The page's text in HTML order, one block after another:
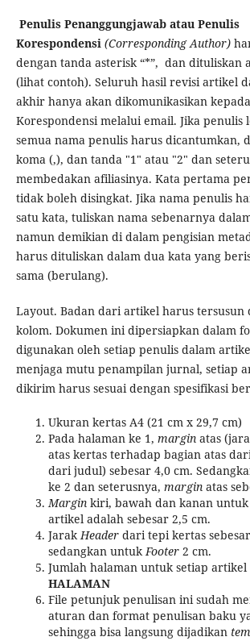
Penulis Penanggungjawab atau Penulis
Korespondensi (Corresponding Author)
dengan tanda asterisk “*”, dan dituliskan
(lihat contoh). Seluruh hasil revisi artikel
akhir hanya akan dikomunikasikan
Korespondensi melalui email. Jika penulis
semua nama penulis harus dicantumkan,
koma (,), dan tanda "1" atau "2" dan
membedakan afiliasinya. Kata pertama
tidak boleh disingkat. Jika nama penulis
satu kata, tuliskan nama sebenarnya
namun demikian di dalam pengisian
harus dituliskan dalam dua kata yang
sama (berulang).
Layout. Badan dari artikel harus tersusun
kolom. Dokumen ini dipersiapkan dalam
digunakan oleh setiap penulis dalam
menjaga mutu penampilan jurnal, setiap
dikirim harus sesuai dengan spesifikasi
Ukuran kertas A4 (21 cm x 29,7 cm)
Pada halaman ke 1, marginatas
atas kertas terhadap bagian atas
dari judul) sebesar 4,0 cm.
ke 2 dan seterusnya, marginatas
Margin kiri, bawah dan kanan
artikel adalah sebesar 2,5 cm.
JarakHeaderdari tepi kertas
sedangkan untukFooter2 cm.
Jumlah halaman untuk setiap artikel
HALAMAN
File petunjuk penulisan ini sudah
aturan dan format penulisan baku
sehingga bisa langsung dijadikan